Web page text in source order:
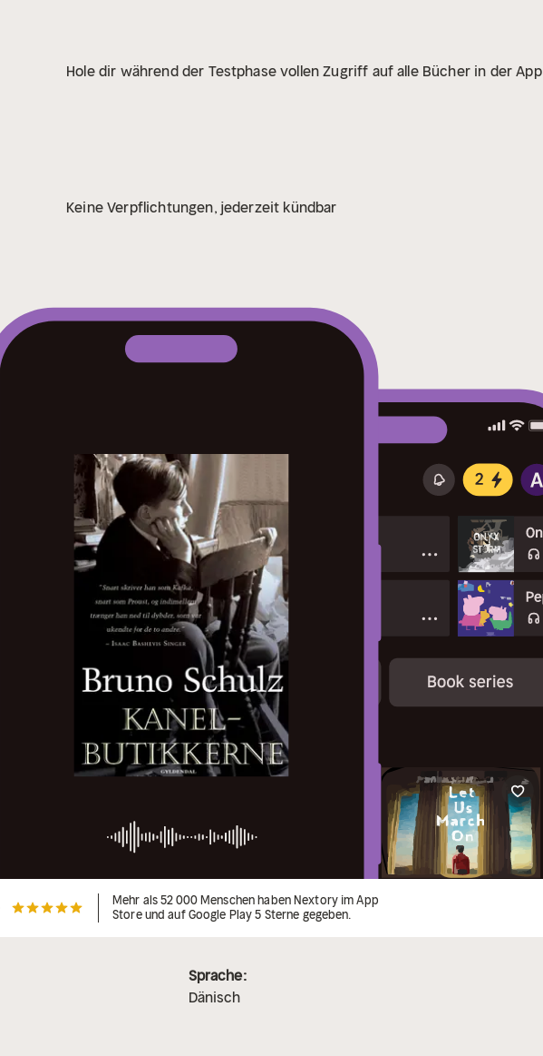
Hole dir während der Testphase vollen Zugriff auf alle Bücher in der App
Keine Verpflichtungen, jederzeit kündbar
Mehr als 52 000 Menschen haben Nextory im App
Store und auf Google Play 5 Sterne gegeben.
Sprache:
Dänisch